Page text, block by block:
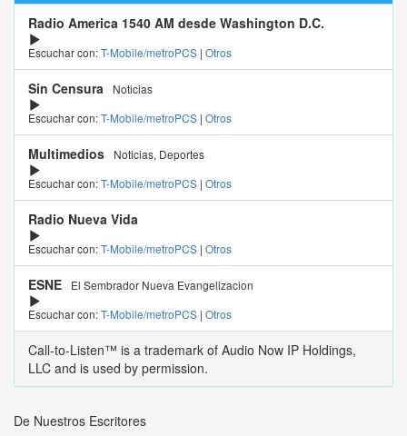
Radio America 1540 AM desde Washington D.C.
Escuchar con:T-Mobile/metroPCS | Otros
Sin Censura
Noticias
Escuchar con:T-Mobile/metroPCS | Otros
Multimedios
Noticias, Deportes
Escuchar con:T-Mobile/metroPCS | Otros
Radio Nueva Vida
Escuchar con:T-Mobile/metroPCS | Otros
ESNE
El Sembrador Nueva Evangelizacion
Escuchar con:T-Mobile/metroPCS | Otros
Call-to-Listen™ is a trademark of Audio Now IP Holdings,
LLC and is used by permission.
De Nuestros Escritores